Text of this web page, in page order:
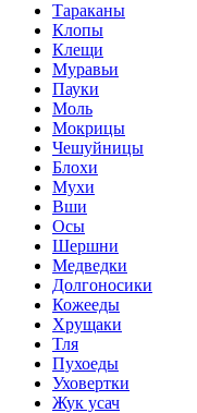
Тараканы
Клопы
Клещи
Муравьи
Пауки
Моль
Мокрицы
Чешуйницы
Блохи
Мухи
Вши
Осы
Шершни
Медведки
Долгоносики
Кожееды
Хрущаки
Тля
Пухоеды
Уховертки
Жук усач